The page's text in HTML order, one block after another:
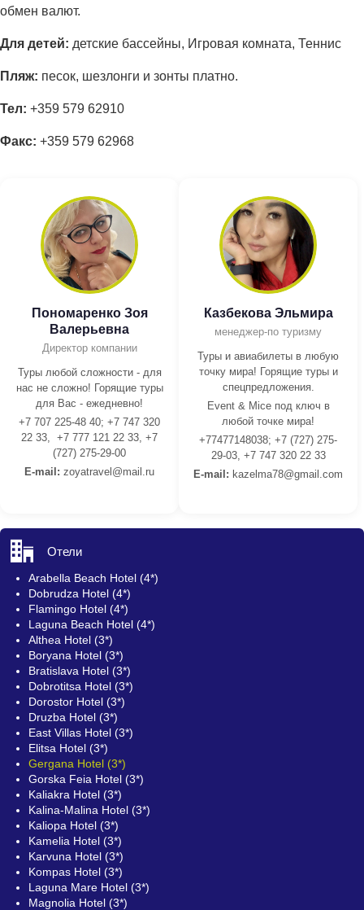
обмен валют.
Для детей: детские бассейны, Игровая комната, Теннис
Пляж: песок, шезлонги и зонты платно.
Тел: +359 579 62910
Факс: +359 579 62968
Пономаренко Зоя
Валерьевна
Директор компании
Туры любой сложности - для
нас не сложно! Горящие туры
для Вас - ежедневно!
+7 707 225-48 40; +7 747 320
22 33, +7 777 121 22 33, +7
(727) 275-29-00
E-mail: zoyatravel@mail.ru
Казбекова Эльмира
менеджер-по туризму
Туры и авиабилеты в любую
точку мира! Горящие туры и
спецпредложения.
Event & Mice под ключ в
любой точке мира!
+77477148038; +7 (727) 275-
29-03, +7 747 320 22 33
E-mail: kazelma78@gmail.com
Отели
Arabella Beach Hotel (4*)
Dobrudza Hotel (4*)
Flamingo Hotel (4*)
Laguna Beach Hotel (4*)
Althea Hotel (3*)
Boryana Hotel (3*)
Bratislava Hotel (3*)
Dobrotitsa Hotel (3*)
Dorostor Hotel (3*)
Druzba Hotel (3*)
East Villas Hotel (3*)
Elitsa Hotel (3*)
Gergana Hotel (3*)
Gorska Feia Hotel (3*)
Kaliakra Hotel (3*)
Kalina-Malina Hotel (3*)
Kaliopa Hotel (3*)
Kamelia Hotel (3*)
Karvuna Hotel (3*)
Kompas Hotel (3*)
Laguna Mare Hotel (3*)
Magnolia Hotel (3*)